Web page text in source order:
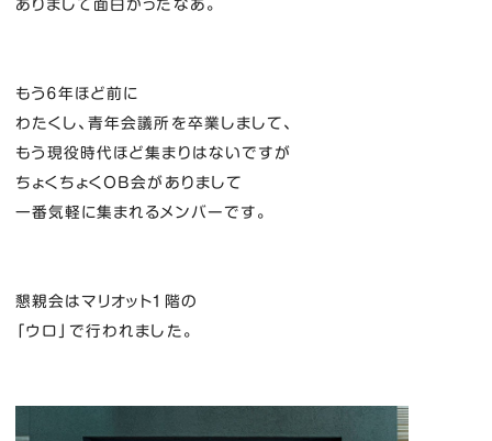
ありまして面白かったなあ。
もう６年ほど前に
わたくし、青年会議所を卒業しまして、
もう現役時代ほど集まりはないですが
ちょくちょくOB会がありまして
一番気軽に集まれるメンバーです。
懇親会はマリオット１階の
「ウロ」で行われました。